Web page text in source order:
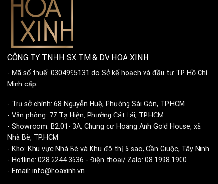
CÔNG TY TNHH SX TM & DV HOA XINH
- Mã số thuế: 0304995131 do Sở kế hoạch và đầu tư TP Hồ Chí
Minh cấp.
- Trụ sở chính: 68 Nguyễn Huệ, Phường Sài Gòn, TP.HCM
- Văn phòng: 77 Tạ Hiện, Phường Cát Lái, TP.HCM
- Showroom: B2.01- 3A, Chung cư Hoàng Anh Gold House, xã
Nhà Bè, TP.HCM
- Kho: Khu vực Nhà Bè và Khu đô thị 5 sao, Cần Giuộc, Tây Ninh
- Hotline: 028.2244.3636 - Điện thoại/ Zalo: 08.1998.1900
- Email: info@hoaxinh.vn